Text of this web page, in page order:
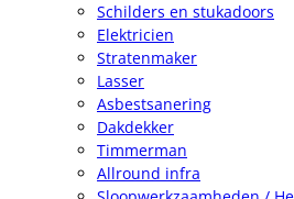
Schilders en stukadoors
Elektricien
Stratenmaker
Lasser
Asbestsanering
Dakdekker
Timmerman
Allround infra